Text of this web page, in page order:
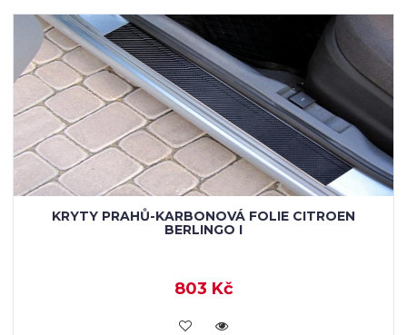
KRYTY PRAHŮ-KARBONOVÁ FOLIE CITROEN
BERLINGO I
803 Kč
KOUPIT